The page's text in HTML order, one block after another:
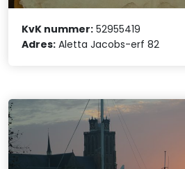
KvK nummer: 52955419
Adres: Aletta Jacobs-erf 82